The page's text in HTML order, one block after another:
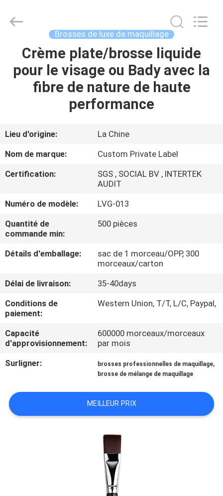
MAISON
PRODUITS
SUJET
DE
NOUS
VISITE
D'USINE
CONTRÔLE
QUALITÉ
PLAN
DU
SITE
POLICY
Chanmy
Cosmetics
Brosses de luxe de maquillage
Crème plate/brosse liquide
pour le visage ou Bady avec la
fibre de nature de haute
performance
Lieu d'origine:
La Chine
Nom de marque:
Custom Private Label
Certification:
SGS , SOCIAL BV , INTERTEK
AUDIT
Numéro de modèle:
LVG-013
Quantité de
commande min:
500 pièces
Détails d'emballage:
sac de 1 morceau/OPP, 300
morceaux/carton
Délai de livraison:
35-40days
Conditions de
paiement:
Western Union, T/T, L/C, Paypal,
Capacité
d'approvisionnement:
600000 morceaux/morceaux
par mois
Surligner:
brosses professionnelles de maquillage,
brosse de mélange de maquillage
MEILLEUR PRIX